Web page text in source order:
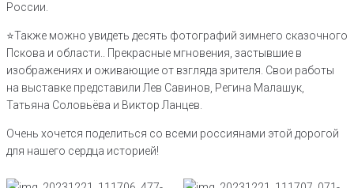
России.
⭐Также можно увидеть десять фотографий зимнего сказочного
Пскова и области.. Прекрасные мгновения, застывшие в
изображениях и оживающие от взгляда зрителя. Свои работы
на выставке представили Лев Савинов, Регина Малашук,
Татьяна Соловьёва и Виктор Ланцев.
Очень хочется поделиться со всеми россиянами этой дорогой
для нашего сердца историей!